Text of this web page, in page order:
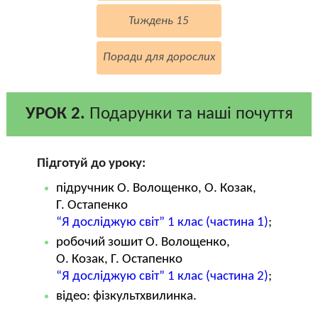
Тиждень 15
Поради для дорослих
УРОК 2. Подарунки та наші почуття
Підготуй до уроку:
підручник О. Волощенко, О. Козак,
Г. Остапенко
“Я досліджую світ” 1 клас (частина 1);
робочий зошит О. Волощенко,
О. Козак, Г. Остапенко
“Я досліджую світ” 1 клас (частина 2);
відео: фізкультхвилинка.